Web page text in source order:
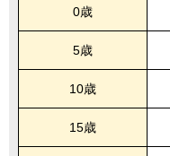
0歳
5歳
10歳
15歳